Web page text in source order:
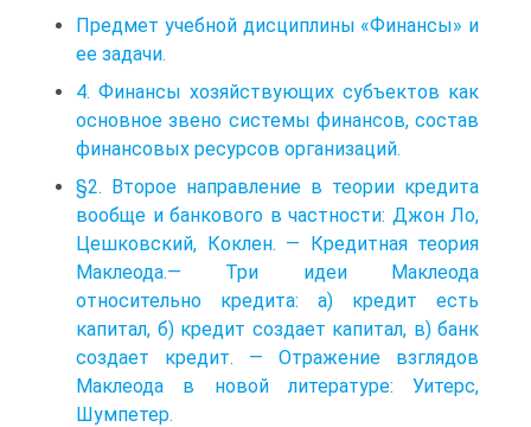
Предмет учебной дисциплины «Финансы» и
ее задачи.
4. Финансы хозяйствующих субъектов как
основное звено системы финансов, состав
финансовых ресурсов организаций.
§2. Второе направление в теории кредита
вообще и банкового в частности: Джон Ло,
Цешковский, Коклен. — Кредитная теория
Маклеода.— Три идеи Маклеода
относительно кредита: а) кредит есть
капитал, б) кредит создает капитал, в) банк
создает кредит. — Отражение взглядов
Маклеода в новой литературе: Уитерс,
Шумпетер.